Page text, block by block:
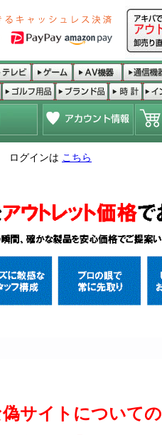
ログインは こちら
偽サイトについて